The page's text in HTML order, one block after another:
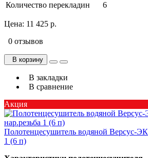
Количество перекладин
6
Цена: 11 425 р.
0 отзывов
В корзину
В закладки
В сравнение
Акция
Полотенцесушитель водяной Версус-
1 (6 п)